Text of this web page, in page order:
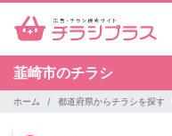
韮崎市のチラシ
ホーム 都道府県からチラシを探す